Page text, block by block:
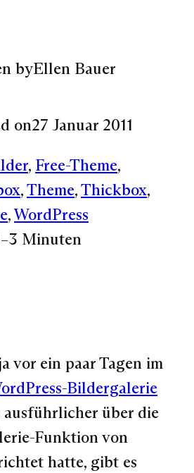
byEllen Bauer
on27 Januar 2011
, Free-Theme
, Theme, Thickbox
, WordPress
Minuten
vor ein paar Tagen im
Bildergalerie
ausführlicher über die
Funktion von
hatte, gibt es